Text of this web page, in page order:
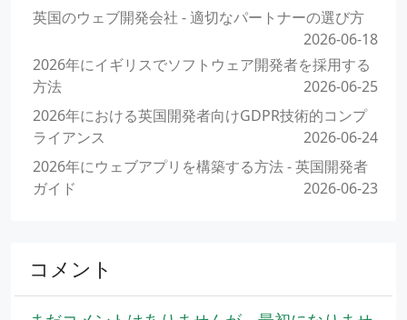
英国のウェブ開発会社 - 適切なパートナーの選び方
2026-06-18
2026年にイギリスでソフトウェア開発者を採用する
方法
2026-06-25
2026年における英国開発者向けGDPR技術的コンプ
ライアンス
2026-06-24
2026年にウェブアプリを構築する方法 - 英国開発者
ガイド
2026-06-23
コメント